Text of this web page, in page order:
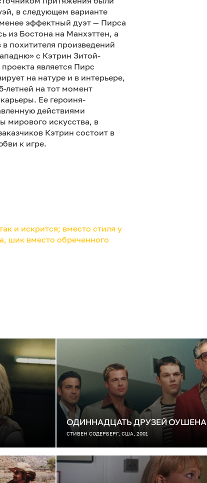
в следующем варианте
эффектный дуэт — Пирса
из Бостона на Манхэттен, а
похитителя произведений
с Кэтрин Зитой-
является Пирс
на натуре и в интерьере,
летней на тот момент
Ее героиня-
действиями
мирового искусства, в
Кэтрин состоит в
к игре.
и искрится; вместо стиля у
шик вместо обреченного
ОДИННАДЦАТЬ ДРУЗЕЙ ОУШЕНА
СТИВЕН СОДЕРБЕРГ, США, 2001